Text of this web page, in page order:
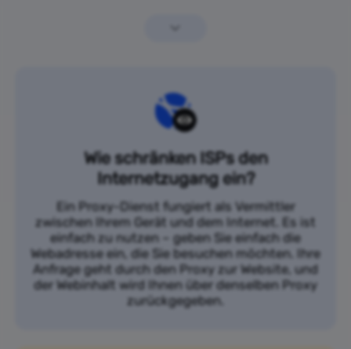
Wie schränken ISPs den
Internetzugang ein?
Ein Proxy-Dienst fungiert als Vermittler
zwischen Ihrem Gerät und dem Internet. Es ist
einfach zu nutzen – geben Sie einfach die
Webadresse ein, die Sie besuchen möchten. Ihre
Anfrage geht durch den Proxy zur Website, und
der Webinhalt wird Ihnen über denselben Proxy
zurückgegeben.